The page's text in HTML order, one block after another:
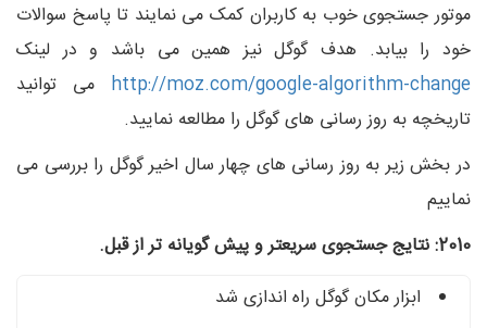
موتور جستجوی خوب به کاربران کمک می نمایند تا پاسخ سوالات
خود را بیابد. هدف گوگل نیز همین می باشد و در لینک
http://moz.com/google-algorithm-change می توانید
تاریخچه به روز رسانی های گوگل را مطالعه نمایید.
در بخش زیر به روز رسانی های چهار سال اخیر گوگل را بررسی می
نماییم
2010: نتایج جستجوی سریعتر و پیش گویانه تر از قبل.
ابزار مکان گوگل راه اندازی شد